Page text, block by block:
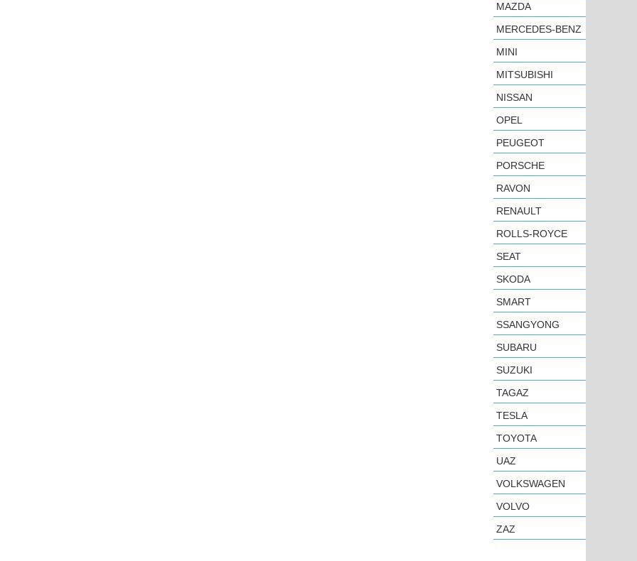
MAZDA
MERCEDES-BENZ
MINI
MITSUBISHI
NISSAN
OPEL
PEUGEOT
PORSCHE
RAVON
RENAULT
ROLLS-ROYCE
SEAT
SKODA
SMART
SSANGYONG
SUBARU
SUZUKI
TAGAZ
TESLA
TOYOTA
UAZ
VOLKSWAGEN
VOLVO
ZAZ